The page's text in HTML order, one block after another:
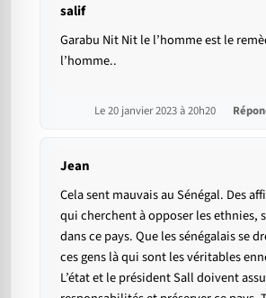
salif
Garabu Nit Nit le l’homme est le
l’homme..
Le 20 janvier 2023 à 20h20
Jean
Cela sent mauvais au Sénégal. Des
qui cherchent à opposer les ethnies,
dans ce pays. Que les sénégalais se
ces gens là qui sont les véritables
L’état et le président Sall doivent